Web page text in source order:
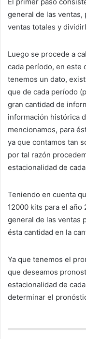
general de las ventas,
ventas totales y
Luego se procede a
cada período, en este
tenemos un dato,
que de cada período
gran cantidad de
información histórica
mencionamos, para
ya que contamos tan
por tal razón
estacionalidad de
Teniendo en cuenta
12000 kits para el año
general de las ventas
ésta cantidad en la
Ya que tenemos el
que deseamos
estacionalidad de
determinar el